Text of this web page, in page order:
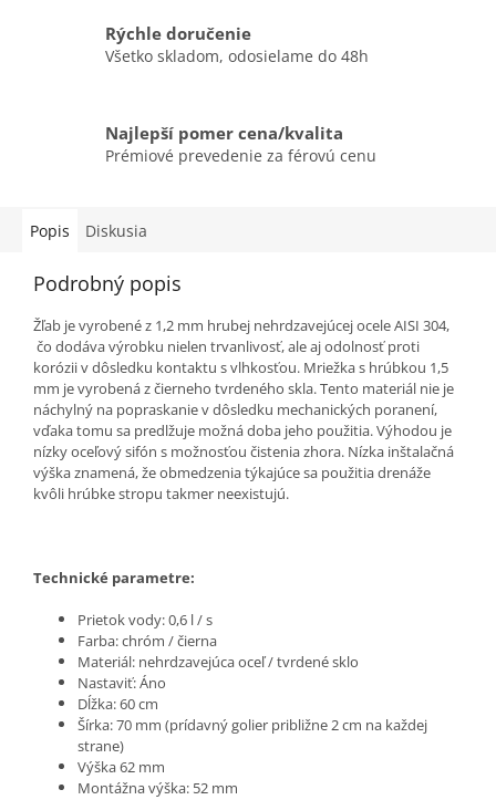
Rýchle doručenie
Všetko skladom, odosielame do 48h
Najlepší pomer cena/kvalita
Prémiové prevedenie za férovú cenu
Popis Diskusia
Podrobný popis
Žľab je vyrobené z 1,2 mm hrubej nehrdzavejúcej ocele AISI 304,
čo dodáva výrobku nielen trvanlivosť, ale aj odolnosť proti
korózii v dôsledku kontaktu s vlhkosťou. Mriežka s hrúbkou 1,5
mm je vyrobená z čierneho tvrdeného skla. Tento materiál nie je
náchylný na popraskanie v dôsledku mechanických poranení,
vďaka tomu sa predlžuje možná doba jeho použitia. Výhodou je
nízky oceľový sifón s možnosťou čistenia zhora. Nízka inštalačná
výška znamená, že obmedzenia týkajúce sa použitia drenáže
kvôli hrúbke stropu takmer neexistujú.
Technické parametre:
Prietok vody: 0,6 l / s
Farba: chróm / čierna
Materiál: nehrdzavejúca oceľ / tvrdené sklo
Nastaviť: Áno
Dĺžka: 60 cm
Šírka: 70 mm (prídavný golier približne 2 cm na každej
strane)
Výška 62 mm
Montážna výška: 52 mm